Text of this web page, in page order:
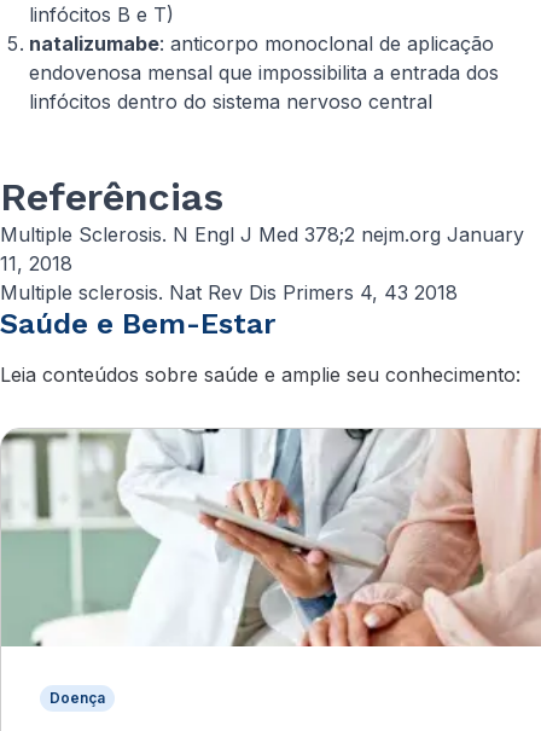
linfócitos B e T)
natalizumabe: anticorpo monoclonal de aplicação
endovenosa mensal que impossibilita a entrada dos
linfócitos dentro do sistema nervoso central
Referências
Multiple Sclerosis. N Engl J Med 378;2 nejm.org January
11, 2018
Multiple sclerosis. Nat Rev Dis Primers 4, 43 2018
Saúde e Bem-Estar
Leia conteúdos sobre saúde e amplie seu conhecimento:
Doença